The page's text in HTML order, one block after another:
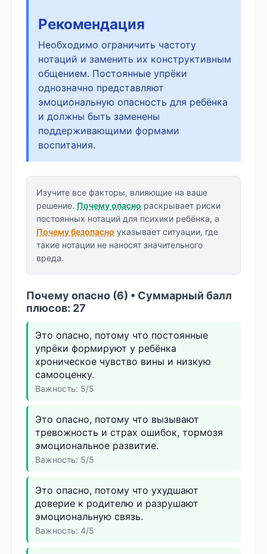
Рекомендация
Необходимо ограничить частоту
нотаций и заменить их конструктивным
общением. Постоянные упрёки
однозначно представляют
эмоциональную опасность для ребёнка
и должны быть заменены
поддерживающими формами
воспитания.
Изучите все факторы, влияющие на ваше
решение. Почему опасно раскрывает риски
постоянных нотаций для психики ребёнка, а
Почему безопасно указывает ситуации, где
такие нотации не наносят значительного
вреда.
Почему опасно (6) • Суммарный балл
плюсов: 27
Это опасно, потому что постоянные
упрёки формируют у ребёнка
хроническое чувство вины и низкую
самооценку.
Важность: 5/5
Это опасно, потому что вызывают
тревожность и страх ошибок, тормозя
эмоциональное развитие.
Важность: 5/5
Это опасно, потому что ухудшают
доверие к родителю и разрушают
эмоциональную связь.
Важность: 4/5